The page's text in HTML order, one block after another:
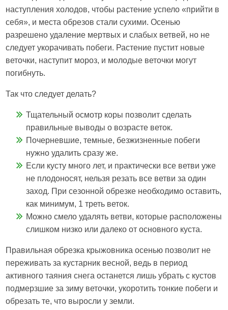
наступления холодов, чтобы растение успело «прийти в
себя», и места обрезов стали сухими. Осенью
разрешено удаление мертвых и слабых ветвей, но не
следует укорачивать побеги. Растение пустит новые
веточки, наступит мороз, и молодые веточки могут
погибнуть.
Так что следует делать?
Тщательный осмотр коры позволит сделать
правильные выводы о возрасте веток.
Почерневшие, темные, безжизненные побеги
нужно удалить сразу же.
Если кусту много лет, и практически все ветви уже
не плодоносят, нельзя резать все ветви за один
заход. При сезонной обрезке необходимо оставить,
как минимум, 1 треть веток.
Можно смело удалять ветви, которые расположены
слишком низко или далеко от основного куста.
Правильная обрезка крыжовника осенью позволит не
переживать за кустарник весной, ведь в период
активного таяния снега останется лишь убрать с кустов
подмерзшие за зиму веточки, укоротить тонкие побеги и
обрезать те, что выросли у земли.